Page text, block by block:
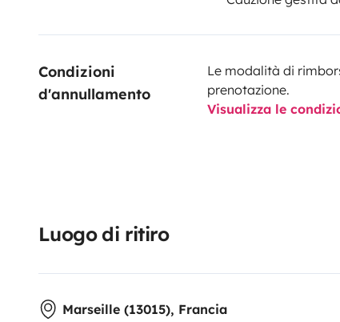
Condizioni
d'annullamento
Le modalità di
prenotazione.
Visualizza le
Luogo di ritiro
Marseille (13015), Francia